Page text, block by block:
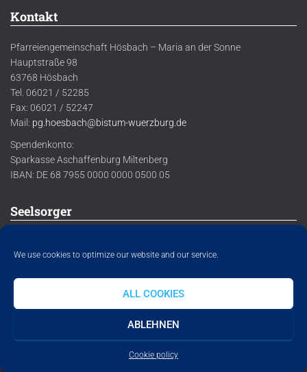
We use cookies to optimize our website and our service.
ALL COOKIES
ABLEHNEN
Cookie policy
Kontakt
Pfarreiengemeinschaft Hösbach – Maria an der Sonne
Hauptstraße 98
63768 Hösbach
Tel. 06021 / 52285
Fax: 06021 / 52247
Mail: pg.hoesbach@bistum-wuerzburg.de
Spendenkonto:
Sparkasse Aschaffenburg Miltenberg
IBAN: DE 68 7955 0000 0000 0500 05
Seelsorger
Michael Kornberger,
Tel: 06021 / 5 22 85
Wolfgang Keller,